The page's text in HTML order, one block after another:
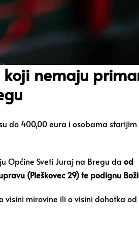
nemaju
do 400,00 eura i osobama
Općine Sveti Juraj na Bregu da od
(Pleškovec 29) te podignu
mirovine ili o visini dohotka od